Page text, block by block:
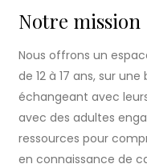
Notre mission
Nous offrons un
de 12 à 17 ans, sur
échangeant avec
avec des adultes
ressources pour
en connaissance de